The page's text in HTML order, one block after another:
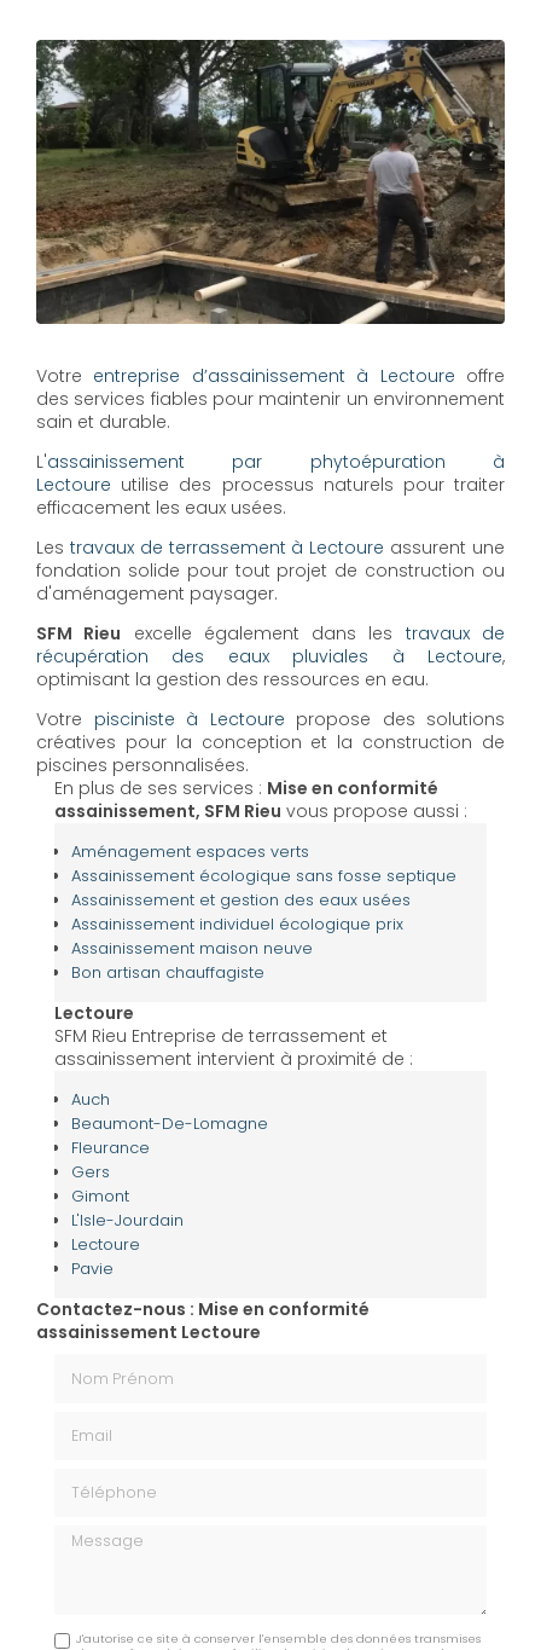
Votre entreprise d’assainissement à Lectoure offre
des services fiables pour maintenir un environnement
sain et durable.
L'assainissement par phytoépuration à
Lectoure utilise des processus naturels pour traiter
efficacement les eaux usées.
Les travaux de terrassement à Lectoure assurent une
fondation solide pour tout projet de construction ou
d'aménagement paysager.
SFM Rieu excelle également dans les travaux de
récupération des eaux pluviales à Lectoure,
optimisant la gestion des ressources en eau.
Votre pisciniste à Lectoure propose des solutions
créatives pour la conception et la construction de
piscines personnalisées.
En plus de ses services : Mise en conformité
assainissement, SFM Rieu vous propose aussi :
Aménagement espaces verts
Assainissement écologique sans fosse septique
Assainissement et gestion des eaux usées
Assainissement individuel écologique prix
Assainissement maison neuve
Bon artisan chauffagiste
Lectoure
SFM Rieu Entreprise de terrassement et
assainissement intervient à proximité de :
Auch
Beaumont-De-Lomagne
Fleurance
Gers
Gimont
L'Isle-Jourdain
Lectoure
Pavie
Contactez-nous : Mise en conformité
assainissement Lectoure
Message
J'autorise ce site à conserver l'ensemble des données transmises